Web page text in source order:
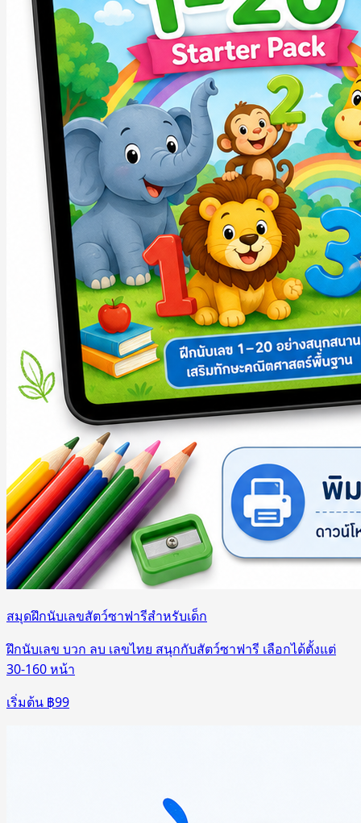
สมุดฝึกนับเลขสัตว์ซาฟารีสำหรับเด็ก
ฝึกนับเลข บวก ลบ เลขไทย สนุกกับสัตว์ซาฟารี เลือกได้ตั้งแต่
30-160 หน้า
เริ่มต้น ฿99